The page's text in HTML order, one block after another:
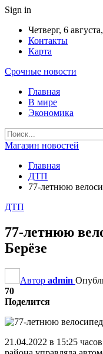
Sign in
Четверг, 6
Контакты
Карта
Срочные новости
Главная
В мире
Экономика
Магазин новостей
Главная
ДТП
77-летнюю
ДТП
77-летнюю
Берёзе
Автор admin
70
Поделится
21.04.2022 в 15:25